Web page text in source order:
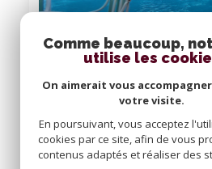
Comme beaucoup,
utilise les
On aimerait vous
votre visite.
En poursuivant, vous acceptez
cookies par ce site, afin de vous
contenus adaptés et réaliser des